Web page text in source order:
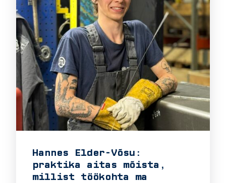
Hannes Elder-Võsu:
praktika aitas mõista,
millist töökohta ma